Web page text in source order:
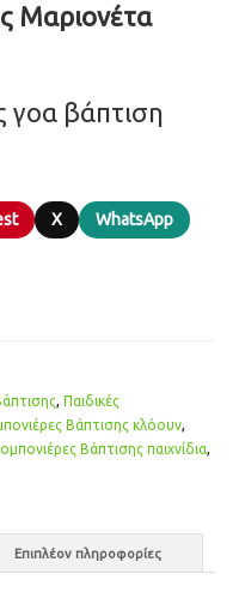
Μαριονέτα
γοα βάπτιση
X
WhatsApp
, Παιδικές
Βάπτισης κλόουν,
Βάπτισης παιχνίδια,
Επιπλέον πληροφορίες